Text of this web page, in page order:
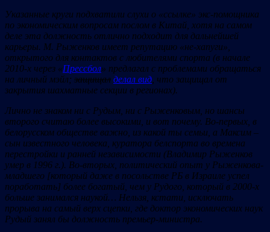
Указанные круги подхватили слухи о «ссылке» экс-помощника
по экономическим вопросам послом в Китай, хотя на самом
деле эта должность отлично подходит для дальнейшей
карьеры. М. Рыженков имеет репутацию «не-хапуги»,
открытого для контактов с любителями спорта (в начале
2010-х через «Прессбол» предлагал с проблемами обращаться
на личный мэйл; защищал делал вид что защищал от
закрытия шахматные секции в регионах).
Лично не знаком ни с Рудым, ни с Рыженковым, но шансы
второго считаю более высокими, и вот почему. Во-первых, в
белорусском обществе важно, из какой ты семьи, а Максим –
сын известного человека, куратора белспорта во времена
перестройки и ранней независимости (Владимир Рыженков
умер в 1996 г.). Во-вторых, политический опыт у Рыженкова-
младшего [который даже в посольстве РБ в Израиле успел
поработать] более богатый, чем у Рудого, который в 2000-х
больше занимался наукой… Нельзя, кстати, исключать
прорыва на самый верх сцепки, где доктор экономических наук
Рудый занял бы должность премьер-министра.